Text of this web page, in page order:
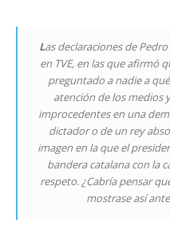
Las declaraciones de
en TVE, en las que afirmó
preguntado a nadie a
atención de los medios
improcedentes en una
dictador o de un rey
imagen en la que el
bandera catalana con la
respeto. ¿Cabría pensar
mostrase así